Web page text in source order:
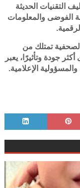
التقنيات الحديثة
الفوضى والمعلومات
تمتلك من
جودة وتأثيرًا، يعبر
الإعلامية.